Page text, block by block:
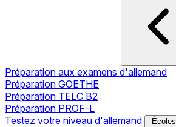
Préparation aux examens d'allemand
Préparation GOETHE
Préparation TELC B2
Préparation PROF-L
Testez votre niveau d'allemand
Écoles